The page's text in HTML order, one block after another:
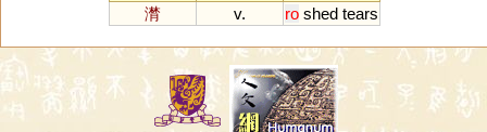
潸
v. ro shed tears